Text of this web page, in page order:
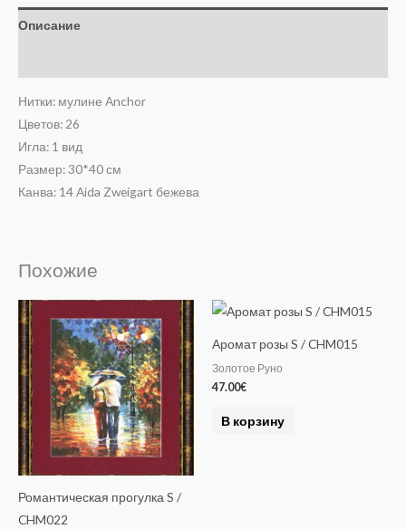
Описание
Нитки: мулине Anchor
Цветов: 26
Игла: 1 вид
Размер: 30*40 см
Канва: 14 Aida Zweigart бежева
Похожие
Романтическая прогулка S /
CHM022
Аромат розы S / CHM015
Золотое Руно
47.00€
В корзину